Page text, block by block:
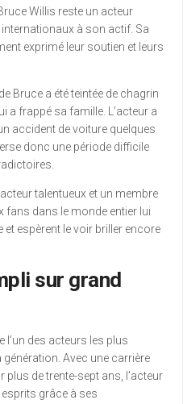
Willis reste un acteur
à son actif. Sa
exprimé leur soutien et leurs
Bruce a été teintée de chagrin
a frappé sa famille. L’acteur a
accident de voiture quelques
donc une période difficile
talentueux et un membre
fans dans le monde entier lui
espèrent le voir briller encore
sur grand
l’un des acteurs les plus
Avec une carrière
plus de trente-sept ans, l’acteur
grâce à ses